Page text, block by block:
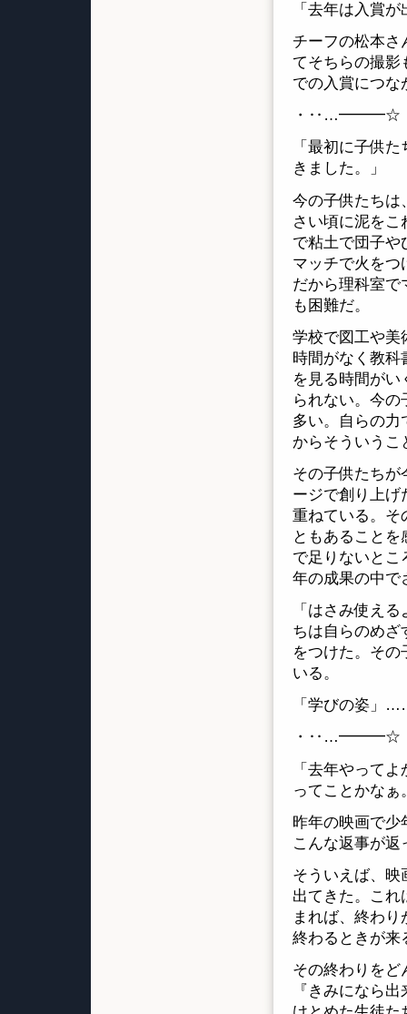
「去年は入賞
チーフの松本さ
てそちらの撮影
での入賞につな
・
「最初に子供
きました。」
今の子供たちは
さい頃に泥を
で粘土で団子や
マッチで火をつ
だから理科室で
も困難だ。
学校で図工や美
時間がなく教科
を見る時間が
られない。今
多い。自らの力
からそういうこ
その子供たちが
ージで創り上げ
重ねている。そ
ともあること
で足りないとこ
年の成果の中で
「はさみ使え
ちは自らのめざ
をつけた。そ
いる。
「学びの姿」
・
「去年やって
ってことかなぁ
昨年の映画で少
こんな返事が返
そういえば、映
出てきた。これ
まれば、終わ
終わるときが来
その終わりをど
『きみになら